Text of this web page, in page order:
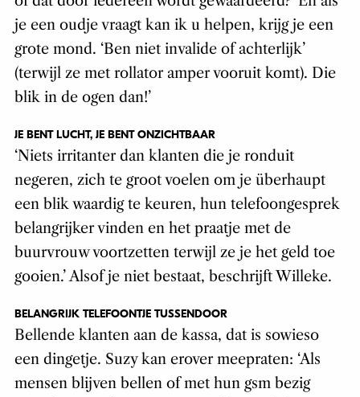
je een oudje vraagt kan ik u helpen, krijg je een
grote mond. ‘Ben niet invalide of achterlijk’
(terwijl ze met rollator amper vooruit komt). Die
blik in de ogen dan!’
JE BENT LUCHT, JE BENT ONZICHTBAAR
‘Niets irritanter dan klanten die je ronduit
negeren, zich te groot voelen om je überhaupt
een blik waardig te keuren, hun telefoongesprek
belangrijker vinden en het praatje met de
buurvrouw voortzetten terwijl ze je het geld toe
gooien.’ Alsof je niet bestaat, beschrijft Willeke.
BELANGRIJK TELEFOONTJE TUSSENDOOR
Bellende klanten aan de kassa, dat is sowieso
een dingetje. Suzy kan erover meepraten: ‘Als
mensen blijven bellen of met hun gsm bezig